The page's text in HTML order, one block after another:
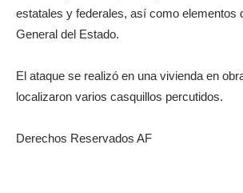
estatales y federales, así como elementos
General del Estado.
El ataque se realizó en una vivienda en
localizaron varios casquillos percutidos.
Derechos Reservados AF